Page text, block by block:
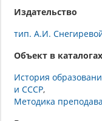
Издательство
тип. А.И.
Объект в каталогах
История
и СССР
Методика